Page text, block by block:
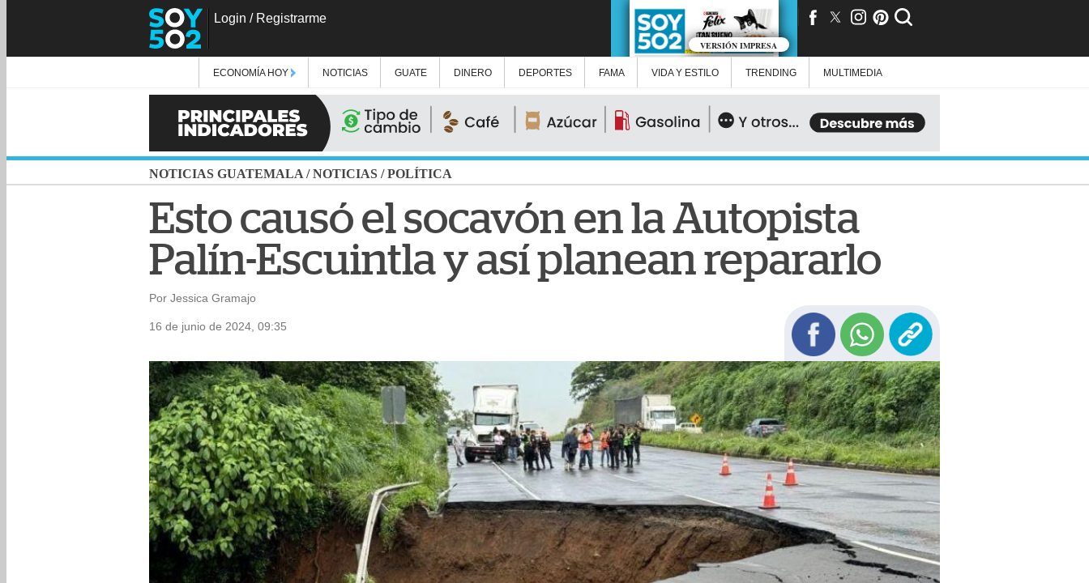
Login / Registrarme
VERSIÓN IMPRESA
ECONOMÍA HOY NOTICIAS GUATE DINERO DEPORTES FAMA VIDA Y ESTILO TRENDING MULTIMEDIA
NOTICIAS GUATEMALA /NOTICIAS /POLÍTICA
Esto causó el socavón en la Autopista
Palín-Escuintla y así planean repararlo
Por Jessica Gramajo
16 de junio de 2024, 09:35